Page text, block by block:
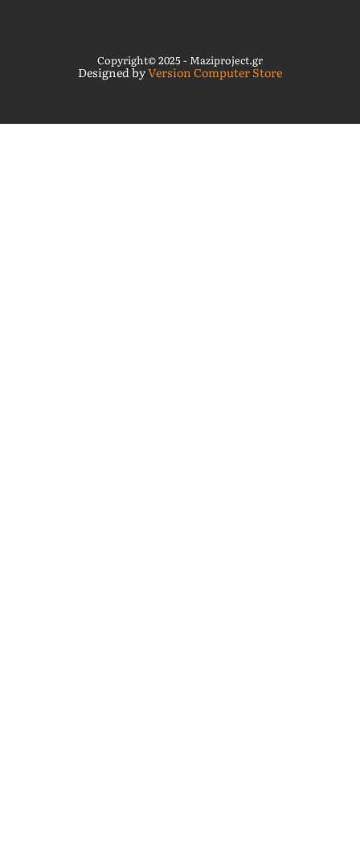
Copyright© 2025 - Maziproject.gr
Designed byVersion Computer Store